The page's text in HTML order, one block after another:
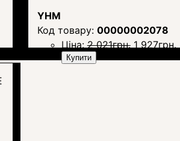
YHM
00000002078
Ціна:2 021грн. 1 927грн.
Купити